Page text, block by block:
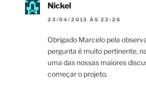
Nickel
23/04/2013 ÀS 22:26
Obrigado Marcelo pela
pergunta é muito pertinente,
uma das nossas maiores
começar o projeto.